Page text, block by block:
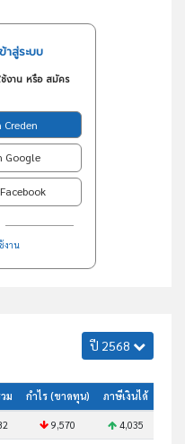
าสู่ระบบ
งาน หรือ สมัคร
Creden
Google
งาน
ปี 2568
ม กำไร (ขาดทุน) ภาษีเงินได้
9,570 4,035